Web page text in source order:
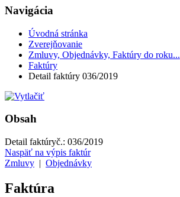
Navigácia
Úvodná stránka
Zverejňovanie
Zmluvy, Objednávky, Faktúry do roku...
Faktúry
Detail faktúry 036/2019
Obsah
Detail faktúryč.: 036/2019
Naspäť na výpis faktúr
Zmluvy | Objednávky
Faktúra